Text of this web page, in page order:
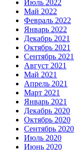
Июль 2022
Май 2022
Февраль 2022
Январь 2022
Декабрь 2021
Октябрь 2021
Сентябрь 2021
Август 2021
Май 2021
Апрель 2021
Март 2021
Январь 2021
Декабрь 2020
Октябрь 2020
Сентябрь 2020
Июль 2020
Июнь 2020